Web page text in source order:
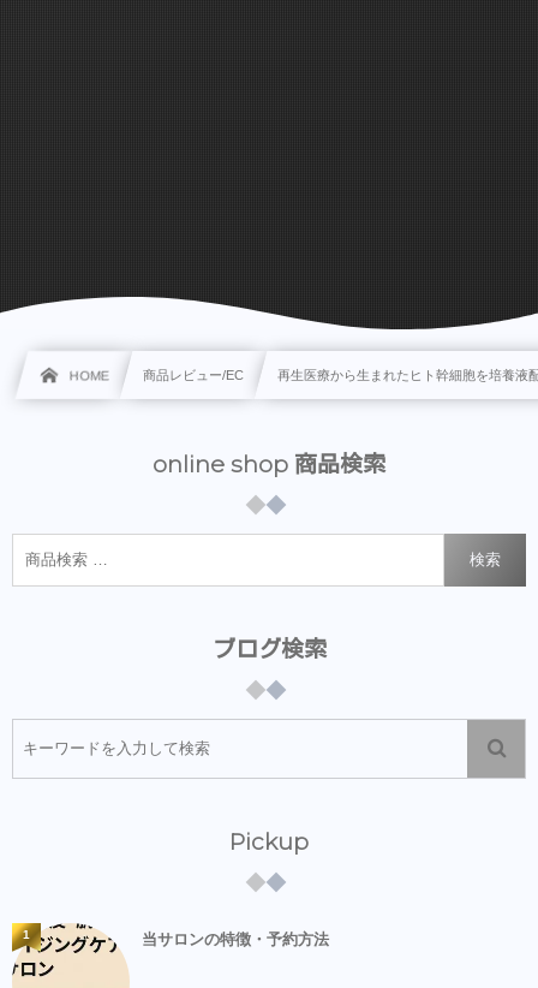
HOME 商品レビュー/EC 再生医療から生まれたヒト幹細胞を培養
online shop 商品検索
検索
ブログ検索
Pickup
当サロンの特徴・予約方法
1